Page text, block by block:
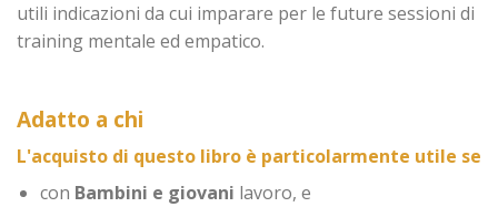
utili indicazioni da cui imparare per le future sessioni di
training mentale ed empatico.
Adatto a chi
L'acquisto di questo libro è particolarmente utile se
con Bambini e giovani lavoro, e